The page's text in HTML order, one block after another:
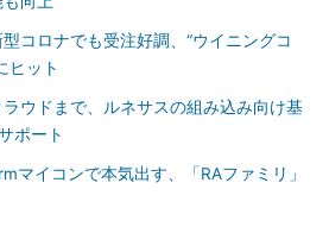
コロナでも受注好調、“ウイニングコ
ヒット
ウドまで、ルネサスの組み込み向け基
ポート
マイコンで本気出す、「RAファミリ」